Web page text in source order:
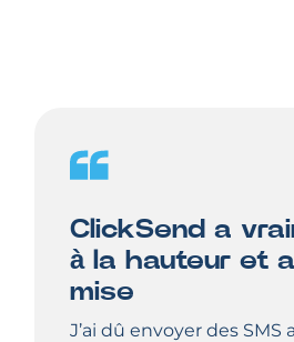
ClickSend a
à la hauteur et
mise
J’ai dû envoyer des SMS